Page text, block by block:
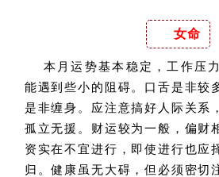
女命
本月运势基本稳定，工作压
能遇到些小的阻碍。口舌是非较
是非缠身。应注意搞好人际关系
孤立无援。财运较为一般，偏财
资实在不宜进行，即使进行也应
归。健康虽无大碍，但必须密切